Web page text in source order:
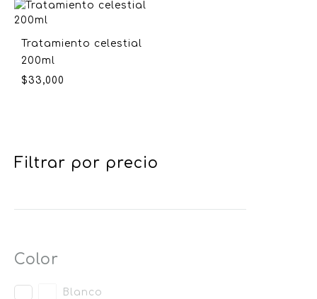
Tratamiento celestial
200ml
$ 33,000
Filtrar por precio
Color
Blanco